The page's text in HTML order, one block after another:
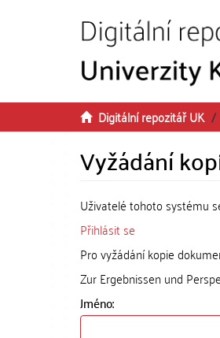
Digitální repozitář UK
Vyžádání
Uživatelé tohoto systému
Přihlásit se
Pro vyžádání kopie
Zur Ergebnissen und
Jméno: